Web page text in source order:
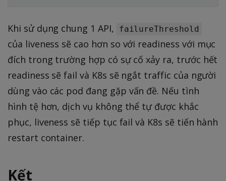
Khi sử dụng chung 1 API, failureThreshold
của liveness sẽ cao hơn so với readiness với mục
đích trong trường hợp có sự cố xảy ra, trước hết
readiness sẽ fail và K8s sẽ ngắt traffic của người
dùng vào các pod đang gặp vấn đề. Nếu tình
hình tệ hơn, dịch vụ không thể tự được khắc
phục, liveness sẽ tiếp tục fail và K8s sẽ tiến hành
restart container.
Kết